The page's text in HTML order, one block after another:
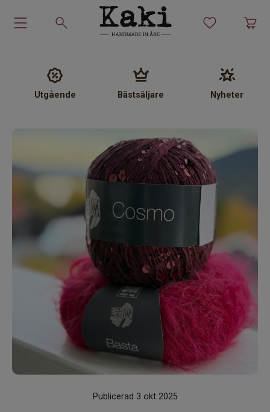
Ullprodukter
Presenter
Kakiskolan
Om Kaki
Utgående Bästsäljare Nyheter
Publicerad 3 okt 2025